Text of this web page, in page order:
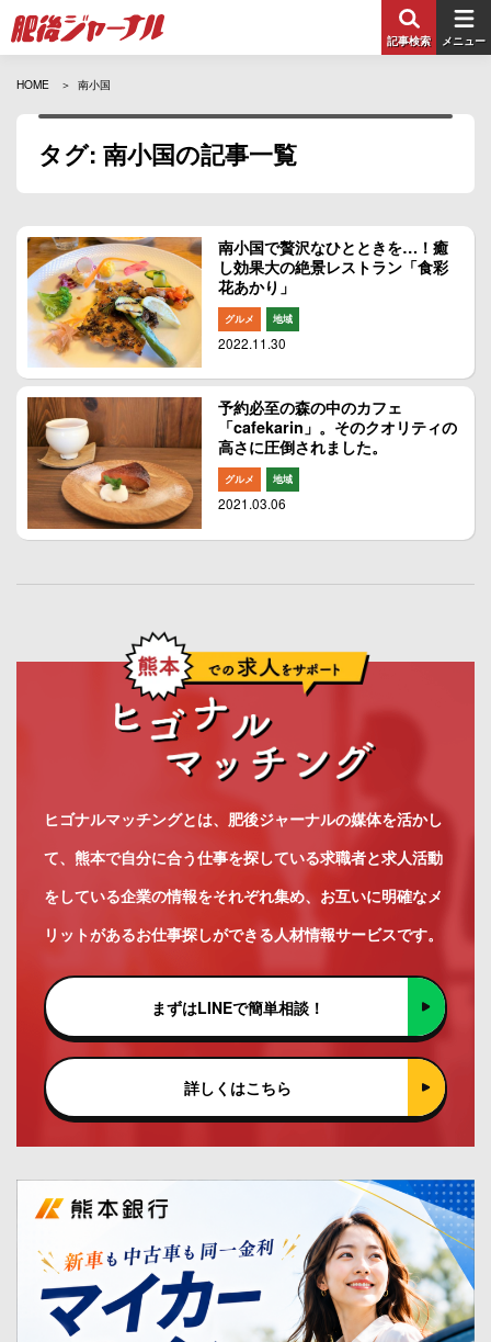
記事検索 メニュー
HOME 南小国
タグ: 南小国の記事一覧
南小国で贅沢なひとときを…！癒
し効果大の絶景レストラン「食彩
花あかり」
グルメ 地域
2022.11.30
予約必至の森の中のカフェ
「cafekarin」。そのクオリティの
高さに圧倒されました。
グルメ 地域
2021.03.06
ヒゴナルマッチングとは、肥後ジャーナルの媒体を活かし
て、熊本で自分に合う仕事を探している求職者と求人活動
をしている企業の情報をそれぞれ集め、お互いに明確なメ
リットがあるお仕事探しができる人材情報サービスです。
まずはLINEで簡単相談！
詳しくはこちら